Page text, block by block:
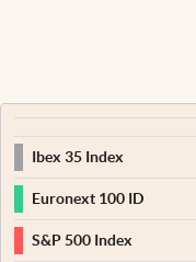
Ibex 35 Index
Euronext 100 ID
S&P 500 Index